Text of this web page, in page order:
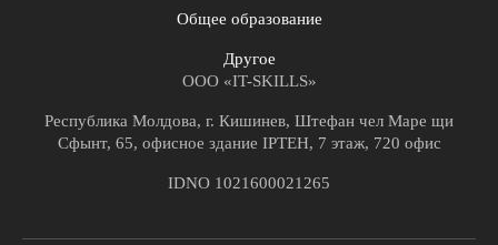
Общее образование
Другое
ООО «IT-SKILLS»
Республика Молдова, г. Кишинев, Штефан чел Маре щи
Сфынт, 65, офисное здание IPTEH, 7 этаж, 720 офис
IDNO 1021600021265